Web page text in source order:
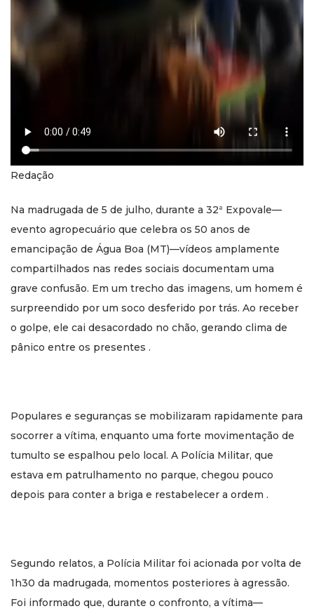
Redação
Na madrugada de 5 de julho, durante a 32ª Expovale—
evento agropecuário que celebra os 50 anos de
emancipação de Água Boa (MT)—vídeos amplamente
compartilhados nas redes sociais documentam uma
grave confusão. Em um trecho das imagens, um homem é
surpreendido por um soco desferido por trás. Ao receber
o golpe, ele cai desacordado no chão, gerando clima de
pânico entre os presentes .
Populares e seguranças se mobilizaram rapidamente para
socorrer a vítima, enquanto uma forte movimentação de
tumulto se espalhou pelo local. A Polícia Militar, que
estava em patrulhamento no parque, chegou pouco
depois para conter a briga e restabelecer a ordem .
Segundo relatos, a Polícia Militar foi acionada por volta de
1h30 da madrugada, momentos posteriores à agressão.
Foi informado que, durante o confronto, a vítima—